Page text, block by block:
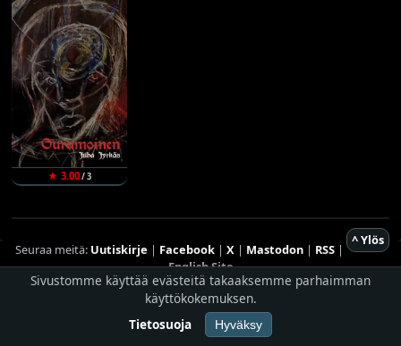
★ 3.00/ 3
^ Ylös
Seuraa meitä: Uutiskirje | Facebook| X | Mastodon| RSS|
English Site
Hostingpalvelun tarjoaaPlaneetta Internet Oy
© 1996 - 2026 Risingshadow. Kaikki oikeudet pidätetään.
Sivustomme käyttää evästeitä takaaksemme parhaimman
käyttökokemuksen.
Tietosuoja
Hyväksy